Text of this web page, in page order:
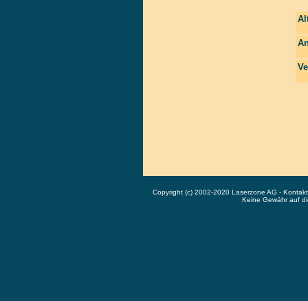
Copyright (c) 2002-2020 Laserzone AG -
Keine Gewähr auf